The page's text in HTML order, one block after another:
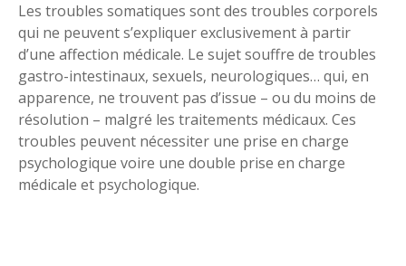
Les troubles somatiques sont des troubles corporels
qui ne peuvent s’expliquer exclusivement à partir
d’une affection médicale. Le sujet souffre de troubles
gastro-intestinaux, sexuels, neurologiques… qui, en
apparence, ne trouvent pas d’issue – ou du moins de
résolution – malgré les traitements médicaux. Ces
troubles peuvent nécessiter une prise en charge
psychologique voire une double prise en charge
médicale et psychologique.